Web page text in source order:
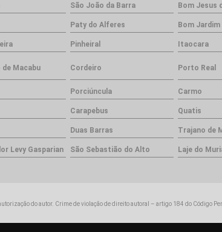
São João da Barra Bom Jesus
Paty do Alferes Bom Jardim
Pinheiral Itaocara
Macabu Cordeiro Porto Real
Porciúncula Carmo
Carapebus Quatis
Duas Barras Trajano de
Levy Gasparian São Sebastião do Alto Laje do
do autor. Crime de violação de direito autoral – artigo 184 do Código